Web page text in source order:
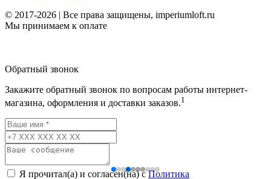
© 2017-2026 | Все права защищены, imperiumloft.ru
Мы принимаем к оплате
Обратный звонок
Закажите обратный звонок по вопросам работы интернет-
магазина, оформления и доставки заказов.1
Я прочитал(а) и согласен(на) сПолитика